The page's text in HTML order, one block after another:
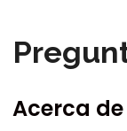
Acerca